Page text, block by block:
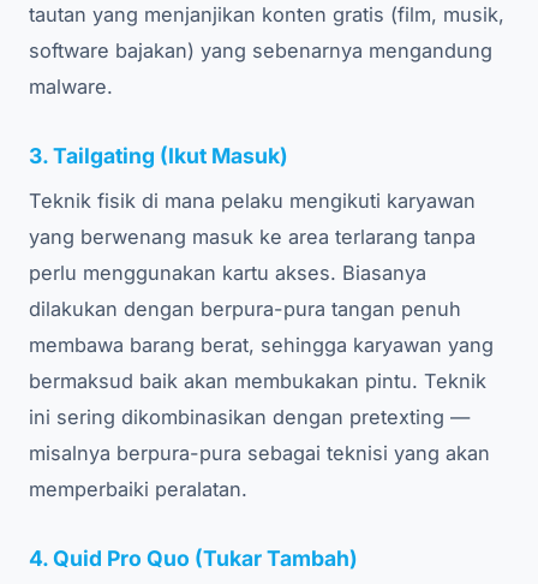
tautan yang menjanjikan konten gratis (film, musik,
software bajakan) yang sebenarnya mengandung
malware.
3. Tailgating (Ikut Masuk)
Teknik fisik di mana pelaku mengikuti karyawan
yang berwenang masuk ke area terlarang tanpa
perlu menggunakan kartu akses. Biasanya
dilakukan dengan berpura-pura tangan penuh
membawa barang berat, sehingga karyawan yang
bermaksud baik akan membukakan pintu. Teknik
ini sering dikombinasikan dengan pretexting —
misalnya berpura-pura sebagai teknisi yang akan
memperbaiki peralatan.
4. Quid Pro Quo (Tukar Tambah)